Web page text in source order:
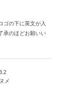
ゴの下に英文が入
承のほどお願いい
メ